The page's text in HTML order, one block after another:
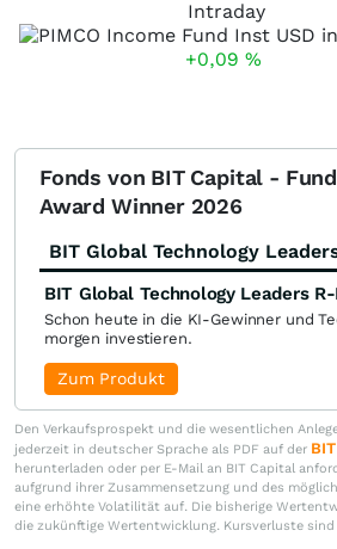
Intraday
+0,09 %
Fonds von BIT Capital - Fund
Award Winner 2026
BIT Global Technology
BIT Global Technology Leaders
Schon heute in die KI-Gewinner und
morgen investieren.
Zum Produkt
Den Verkaufsprospekt und die wesentlichen
jederzeit in deutscher Sprache als PDF auf der
herunterladen oder per E-Mail an BIT Capital
aufgrund ihrer Zusammensetzung und des
eine erhöhte Volatilität auf. Die bisherige
die zukünftige Wertentwicklung. Kursverluste